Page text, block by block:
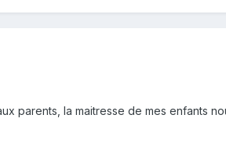
parents, la maitresse de mes enfants